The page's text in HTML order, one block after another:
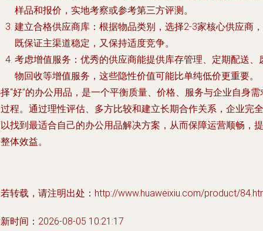
样品和报价，实地考察或参考第三方评测。
建立合格供应商库 ：根据物品类别，选择2-3家核心供应商，
既保证主渠道稳定，又保持适度竞争。
考虑增值服务 ：优秀的供应商能提供库存管理、定期配送、
物回收等增值服务，这些隐性价值可能比单纯低价更重要。
“好”的办公用品，是一个平衡质量、价格、服务与企业自身需
程。通过理性评估、多方比较和建立长期合作关系，企业完全
找到最适合自己的办公用品解决方案，从而保障运营顺畅，提
体效益。
转载，请注明出处：http://www.huaweixiu.com/product/
时间：2026-08-05 10:21:17